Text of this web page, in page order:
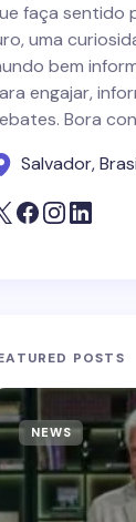
faça sentido
uma
bem
engajar,
Bora
Salvador,
POSTS
NEWS